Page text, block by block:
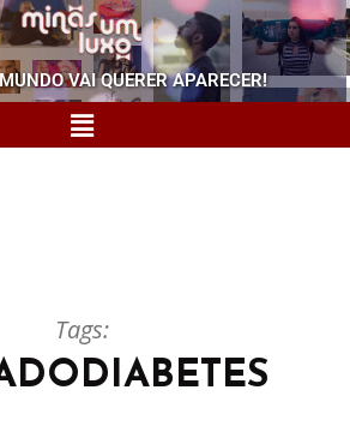
VAI QUERER APARECER!
Tags: